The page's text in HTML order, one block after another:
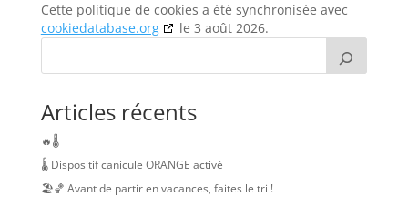
Cette politique de cookies a été synchronisée avec
cookiedatabase.org
le 3 août 2026.
Articles récents
🔥🌡️
🌡️ Dispositif canicule ORANGE activé
🏖️🏀 Avant de partir en vacances, faites le tri !